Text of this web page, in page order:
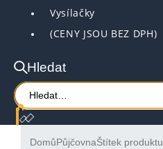
Vysílačky
(CENY JSOU BEZ DPH)
Hledat
DomůPůjčovnaŠtítek produktu